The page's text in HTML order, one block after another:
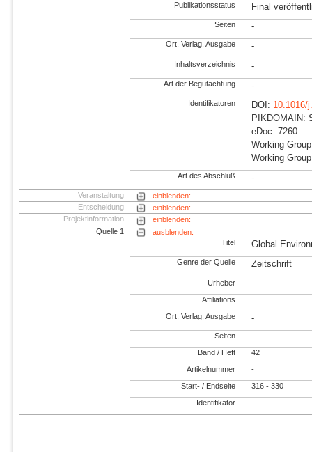
Publikationsstatus Final
Seiten -
Ort, Verlag, Ausgabe -
Inhaltsverzeichnis -
Art der Begutachtung -
Identifikatoren DOI: 10.1016/
PIKDOMAIN:
eDoc: 7260
Working
Working
Art des Abschluß -
Veranstaltung
einblenden:
Entscheidung
einblenden:
Projektinformation
einblenden:
Quelle 1
ausblenden:
Titel
Global
Genre der Quelle Zeitschrift
Urheber
Affiliations
Ort, Verlag, Ausgabe -
Seiten -
Band / Heft 42
Artikelnummer -
Start- / Endseite 316 - 330
Identifikator -